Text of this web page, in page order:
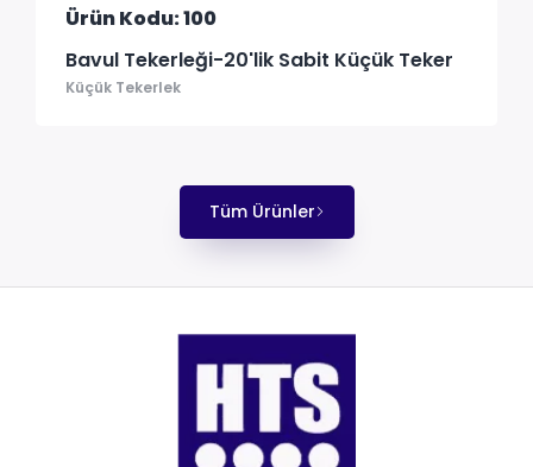
Ürün Kodu: 100
Bavul Tekerleği-20'lik Sabit Küçük Teker
Küçük Tekerlek
Tüm Ürünler